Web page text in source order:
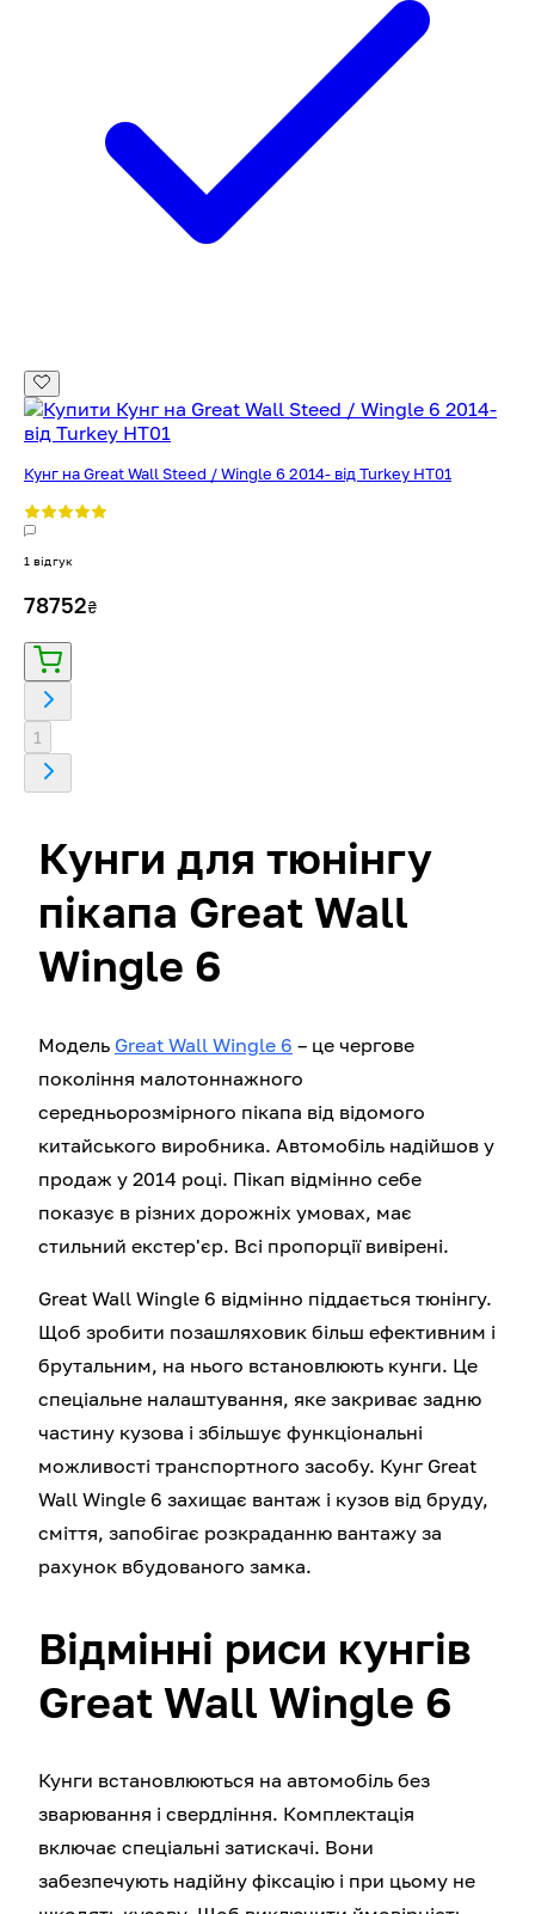
Кунг на Great Wall Steed / Wingle 6 2014- від Turkey HT01
1 відгук
78752₴
1
Кунги для тюнінгу
пікапа Great Wall
Wingle 6
Модель Great Wall Wingle 6 – це чергове
покоління малотоннажного
середньорозмірного пікапа від відомого
китайського виробника. Автомобіль надійшов у
продаж у 2014 році. Пікап відмінно себе
показує в різних дорожніх умовах, має
стильний екстер'єр. Всі пропорції вивірені.
Great Wall Wingle 6 відмінно піддається тюнінгу.
Щоб зробити позашляховик більш ефективним і
брутальним, на нього встановлюють кунги. Це
спеціальне налаштування, яке закриває задню
частину кузова і збільшує функціональні
можливості транспортного засобу. Кунг Great
Wall Wingle 6 захищає вантаж і кузов від бруду,
сміття, запобігає розкраданню вантажу за
рахунок вбудованого замка.
Відмінні риси кунгів
Great Wall Wingle 6
Кунги встановлюються на автомобіль без
зварювання і свердління. Комплектація
включає спеціальні затискачі. Вони
забезпечують надійну фіксацію і при цьому не